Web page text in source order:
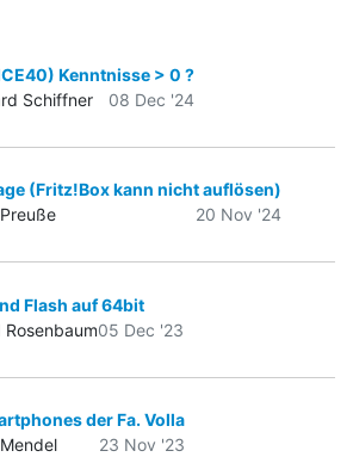
Kenntnisse > 0 ?
Schiffner
08 Dec '24
(Fritz!Box kann nicht auflösen)
20 Nov '24
Flash auf 64bit
05 Dec '23
der Fa. Volla
23 Nov '23